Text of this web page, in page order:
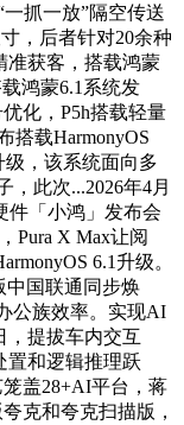
抓一放”隔空传送
，后者针对20余种
准获客，搭载鸿蒙
鸿蒙6.1系统发
化，P5h搭载轻量
搭载HarmonyOS
级，该系统面向多
，此次...2026年4月
件「小鸿」发布会
Pura X Max让阅
6.1升级。
中国联通同步焕
公族效率。实现AI
，提拔车内交互
置和逻辑推理跃
盖28+AI平台，蒋
克和夸克扫描版，